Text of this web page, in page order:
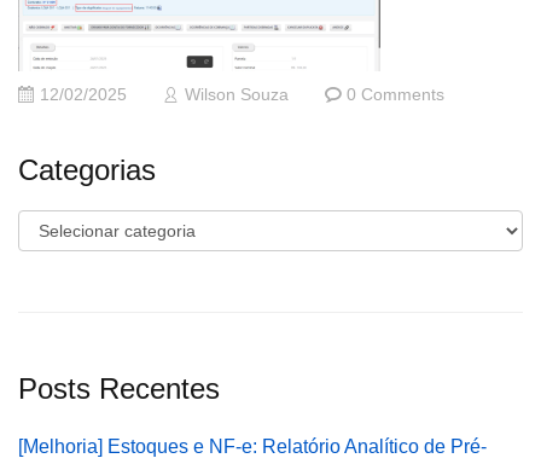
12/02/2025 Wilson Souza 0 Comments
Categorias
Categorias
Posts Recentes
[Melhoria] Estoques e NF-e: Relatório Analítico de Pré-